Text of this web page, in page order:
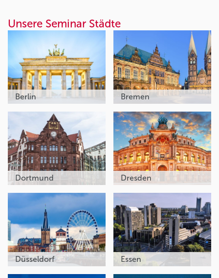
Unsere Seminar Städte
Berlin Bremen
Dortmund Dresden
Düsseldorf Essen